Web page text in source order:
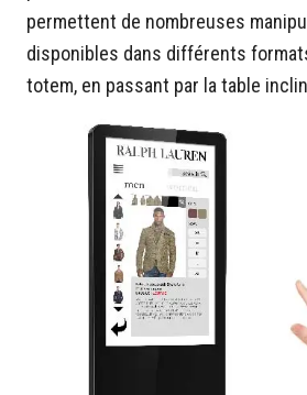
permettent de nombreuses
disponibles dans différents
totem, en passant par la table